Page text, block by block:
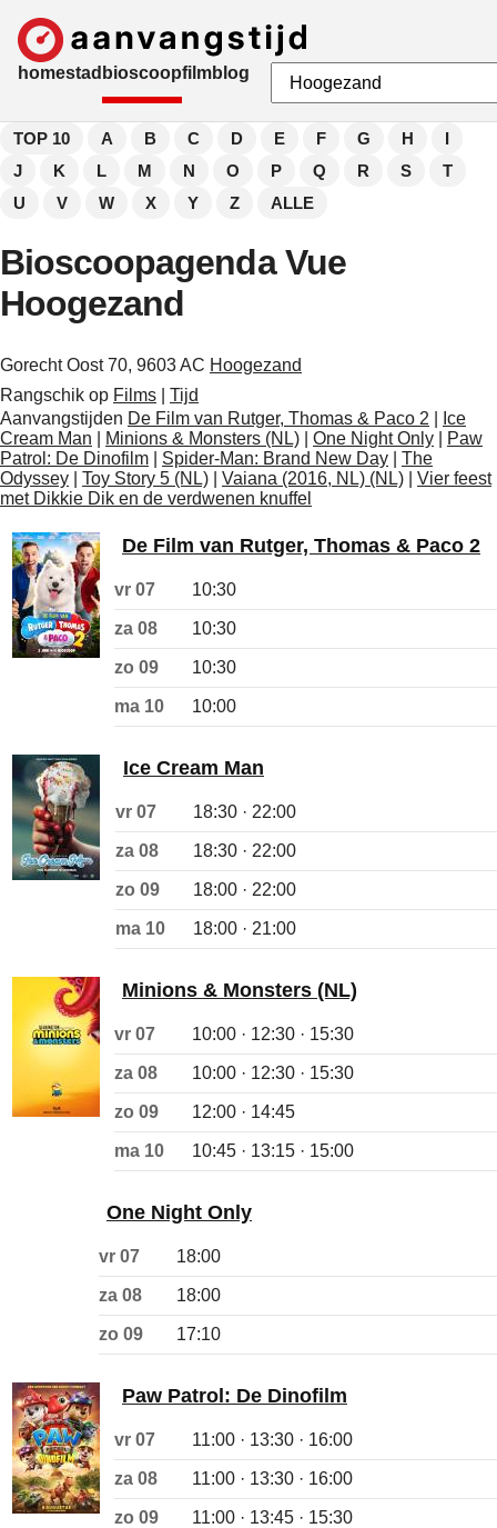
homestad bioscoopfilmblog
TOP 10 A B C D E F G H
I
J
K L M N O P Q R S
T
U
V W X Y Z ALLE
Bioscoopagenda Vue
Hoogezand
Gorecht Oost 70, 9603 AC Hoogezand
Rangschik op Films
Tijd
Aanvangstijden De Film van Rutger, Thomas & Paco 2
Ice
Cream Man
Minions & Monsters (NL) One Night Only
Paw
Patrol: De Dinofilm
Spider-Man: Brand New Day
The
Odyssey
Toy Story 5 (NL) Vaiana (2016, NL) (NL)
Vier feest
met Dikkie Dik en de verdwenen knuffel
De Film van Rutger, Thomas & Paco 2
vr 07 10:30
za 08 10:30
zo 09 10:30
ma 10 10:00
Ice Cream Man
vr 07 18:30 · 22:00
za 08 18:30 · 22:00
zo 09 18:00 · 22:00
ma 10 18:00 · 21:00
Minions & Monsters (NL)
vr 07 10:00 · 12:30 · 15:30
za 08 10:00 · 12:30 · 15:30
zo 09 12:00 · 14:45
ma 10 10:45 · 13:15 · 15:00
One Night Only
vr 07 18:00
za 08 18:00
zo 09 17:10
Paw Patrol: De Dinofilm
vr 07 11:00 · 13:30 · 16:00
za 08 11:00 · 13:30 · 16:00
zo 09 11:00 · 13:45 · 15:30